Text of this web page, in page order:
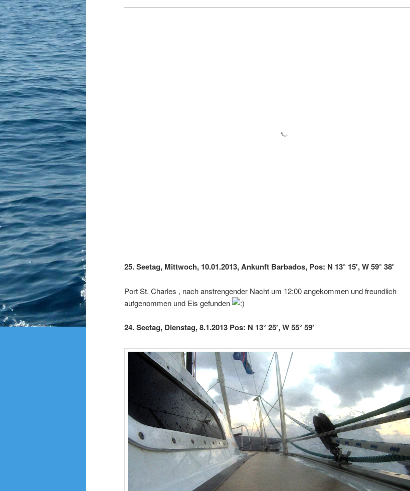
25. Seetag, Mittwoch, 10.01.2013, Ankunft Barbados, Pos: N 13° 15′, W 59° 38′
Port St. Charles , nach anstrengender Nacht um 12:00 angekommen und freundlich
aufgenommen und Eis gefunden
24. Seetag, Dienstag, 8.1.2013 Pos: N 13° 25′, W 55° 59′